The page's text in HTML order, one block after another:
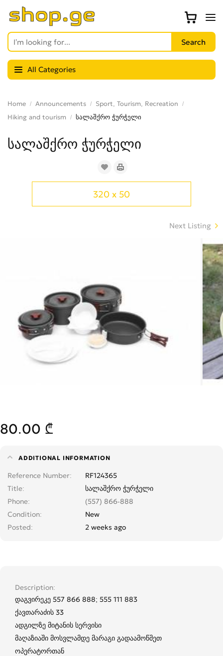
All Categories
Home Announcements
Sport, Tourism, Recreation
Hiking and tourism
სალაშქრო ჭურჭელი
სალაშქრო ჭურჭელი
320 x 50
Next Listing
80.00 ₾
ADDITIONAL INFORMATION
Reference Number
RF124365
Title
სალაშქრო ჭურჭელი
Phone
(557) 866-888
Condition
New
Posted
2 weeks ago
Description
დაგვირეკე 557 866 888; 555 111 883
ქავთარაძის 33
ადგილზე მიტანის სერვისი
მაღაზიაში მოსვლამდე მარაგი გადაამოწმეთ
ოპერატორთან